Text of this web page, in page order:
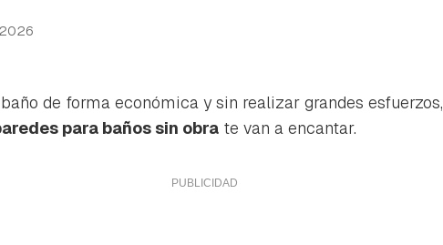
de forma económica y sin realizar grandes esfuerzos,
para baños sin obra te van a encantar.